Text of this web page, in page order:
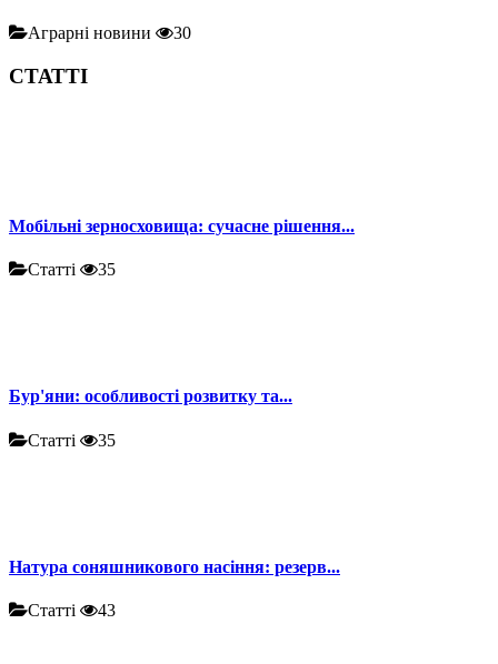
Аграрні новини 30
СТАТТІ
Мобільні зерносховища: сучасне рішення...
Статті 35
Бур'яни: особливості розвитку та...
Статті 35
Натура соняшникового насіння: резерв...
Статті 43